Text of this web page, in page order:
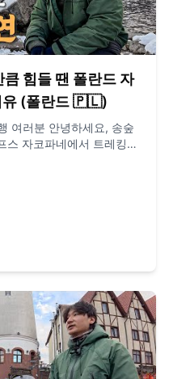
힘들 땐 폴란드 자
유 (폴란드 🇵🇱)
합니다. 비즈니스
인 이메일:
카메라:
Mini Pro3